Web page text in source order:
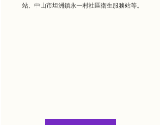
站、中山市坦洲鎮永一村社區衛生服務站等。